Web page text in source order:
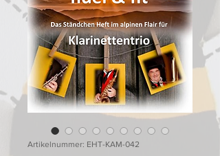
Artikelnummer: EHT-KAM-042